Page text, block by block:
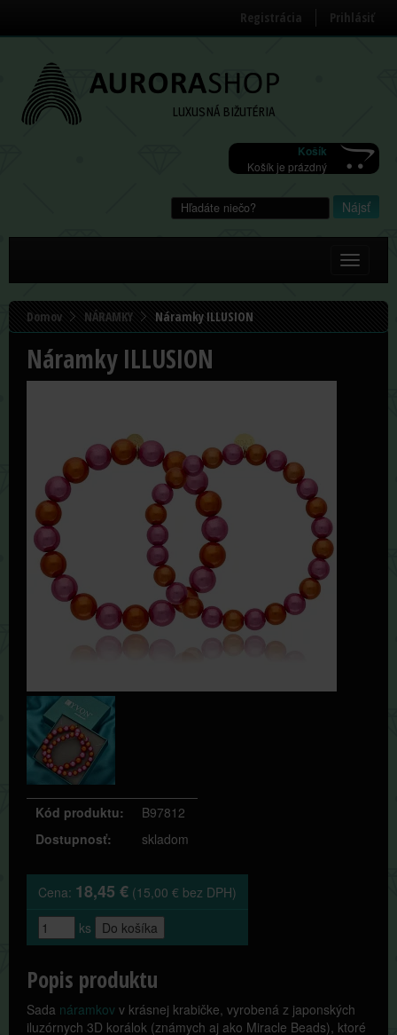
Registrácia Prihlásiť
LUXUSNÁ BIŽUTÉRIA
Košík
Košík je prázdný
menu
Náramky ILLUSION
Kód produktu:
B97812
Dostupnosť:
skladom
Cena: 18,45 € (15,00 € bez DPH)
ks
Popis produktu
Sada náramkov v krásnej krabičke, vyrobená z japonských
iluzórnych 3D korálok (známych aj ako Miracle Beads), ktoré
Domov NÁRAMKY Náramky ILLUSION